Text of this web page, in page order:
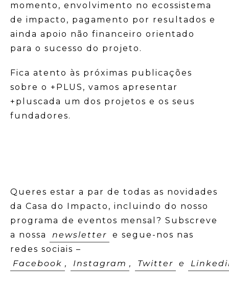
momento, envolvimento no ecossistema
de impacto, pagamento por resultados e
ainda apoio não financeiro orientado
para o sucesso do projeto.
Fica atento às próximas publicações
sobre o +PLUS, vamos apresentar
+pluscada um dos projetos e os seus
fundadores.
Queres estar a par de todas as novidades
da Casa do Impacto, incluindo do nosso
programa de eventos mensal? Subscreve
a nossa
newsletter
e segue-nos nas
redes sociais –
Facebook , Instagram , Twitter e